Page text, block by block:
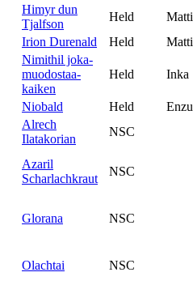
Himyr dun
Tjalfson
Held
Matti
Irion Durenald
Held
Matti
Nimithil joka-
muodostaa-
kaiken
Held Inka
Niobald Held
Enzu
Alrech
Ilatakorian
NSC
Azaril
Scharlachkraut
NSC
Glorana NSC
Olachtai NSC